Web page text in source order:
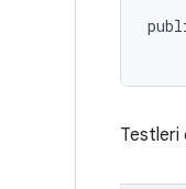
Testleri